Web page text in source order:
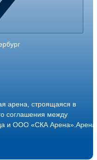
арена, строящаяся в
соглашения между
и ООО «СКА Арена».Арена